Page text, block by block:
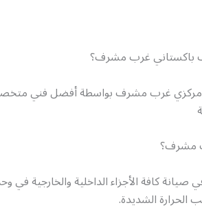
باكستاني غرب مشرف؟
مركزي غرب مشرف بواسطة أفضل فني
مشرف؟
كافة الأجزاء الداخلية والخارجية في
الحرارة الشديدة.